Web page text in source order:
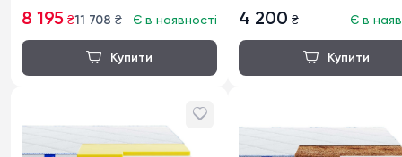
8 195 ₴11 708₴ Є в наявності 4 200 ₴ Є в